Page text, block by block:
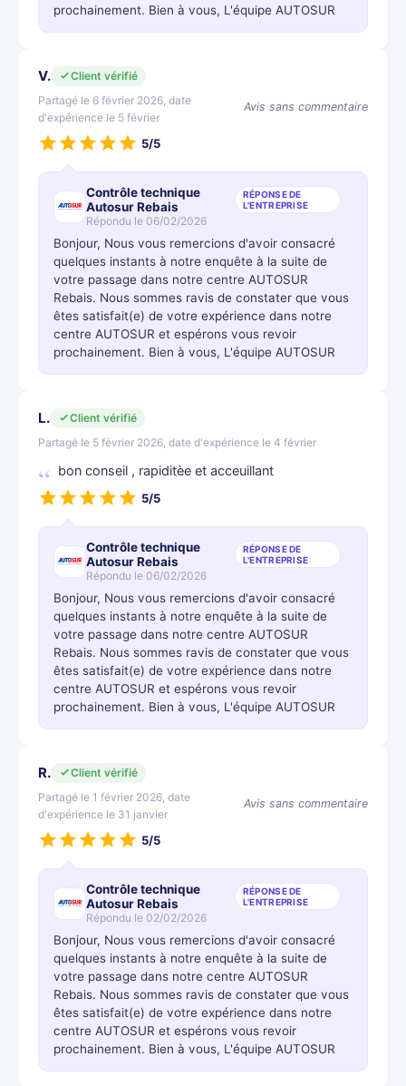
prochainement. Bien à vous, L'équipe AUTOSUR
V.
Client vérifié
Partagé le 6 février 2026, date
d'expérience le 5 février
Avis sans commentaire
5/5
Contrôle technique
Autosur Rebais
RÉPONSE DE
L'ENTREPRISE
Répondu le 06/02/2026
Bonjour, Nous vous remercions d'avoir consacré
quelques instants à notre enquête à la suite de
votre passage dans notre centre AUTOSUR
Rebais. Nous sommes ravis de constater que vous
êtes satisfait(e) de votre expérience dans notre
centre AUTOSUR et espérons vous revoir
prochainement. Bien à vous, L'équipe AUTOSUR
L.
Client vérifié
Partagé le 5 février 2026, date d'expérience le 4 février
bon conseil , rapiditèe et acceuillant
5/5
Contrôle technique
Autosur Rebais
RÉPONSE DE
L'ENTREPRISE
Répondu le 06/02/2026
Bonjour, Nous vous remercions d'avoir consacré
quelques instants à notre enquête à la suite de
votre passage dans notre centre AUTOSUR
Rebais. Nous sommes ravis de constater que vous
êtes satisfait(e) de votre expérience dans notre
centre AUTOSUR et espérons vous revoir
prochainement. Bien à vous, L'équipe AUTOSUR
R.
Client vérifié
Partagé le 1 février 2026, date
d'expérience le 31 janvier
Avis sans commentaire
5/5
Contrôle technique
Autosur Rebais
RÉPONSE DE
L'ENTREPRISE
Répondu le 02/02/2026
Bonjour, Nous vous remercions d'avoir consacré
quelques instants à notre enquête à la suite de
votre passage dans notre centre AUTOSUR
Rebais. Nous sommes ravis de constater que vous
êtes satisfait(e) de votre expérience dans notre
centre AUTOSUR et espérons vous revoir
prochainement. Bien à vous, L'équipe AUTOSUR